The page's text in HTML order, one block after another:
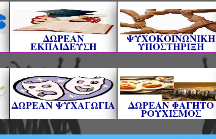
ΔΩΡΕΑΝ
ΕΚΠΑΙΔΕΥΣΗ
ΨΥΧΟΚΟΙΝΩΝΙΚΗ
ΥΠΟΣΤΗΡΙΞΗ
ΔΩΡΕΑΝ ΨΥΧΑΓΩΓΙΑ ΔΩΡΕΑΝ ΦΑΓΗΤΟ
ΡΟΥΧΙΣΜΟΣ